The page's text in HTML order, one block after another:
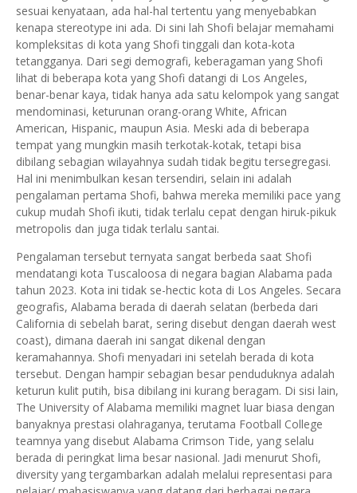
sesuai kenyataan, ada hal-hal tertentu yang menyebabkan
kenapa stereotype ini ada. Di sini lah Shofi belajar memahami
kompleksitas di kota yang Shofi tinggali dan kota-kota
tetangganya. Dari segi demografi, keberagaman yang Shofi
lihat di beberapa kota yang Shofi datangi di Los Angeles,
benar-benar kaya, tidak hanya ada satu kelompok yang sangat
mendominasi, keturunan orang-orang White, African
American, Hispanic, maupun Asia. Meski ada di beberapa
tempat yang mungkin masih terkotak-kotak, tetapi bisa
dibilang sebagian wilayahnya sudah tidak begitu tersegregasi.
Hal ini menimbulkan kesan tersendiri, selain ini adalah
pengalaman pertama Shofi, bahwa mereka memiliki pace yang
cukup mudah Shofi ikuti, tidak terlalu cepat dengan hiruk-pikuk
metropolis dan juga tidak terlalu santai.
Pengalaman tersebut ternyata sangat berbeda saat Shofi
mendatangi kota Tuscaloosa di negara bagian Alabama pada
tahun 2023. Kota ini tidak se-hectic kota di Los Angeles. Secara
geografis, Alabama berada di daerah selatan (berbeda dari
California di sebelah barat, sering disebut dengan daerah west
coast), dimana daerah ini sangat dikenal dengan
keramahannya. Shofi menyadari ini setelah berada di kota
tersebut. Dengan hampir sebagian besar penduduknya adalah
keturun kulit putih, bisa dibilang ini kurang beragam. Di sisi lain,
The University of Alabama memiliki magnet luar biasa dengan
banyaknya prestasi olahraganya, terutama Football College
teamnya yang disebut Alabama Crimson Tide, yang selalu
berada di peringkat lima besar nasional. Jadi menurut Shofi,
diversity yang tergambarkan adalah melalui representasi para